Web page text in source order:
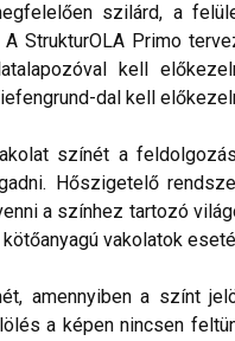
szilárd, a
A StrukturOLA Primo
kell
dal kell
színét a
Hőszigetelő
a színhez tartozó
vakolatok
amennyiben a színt
a képen nincsen